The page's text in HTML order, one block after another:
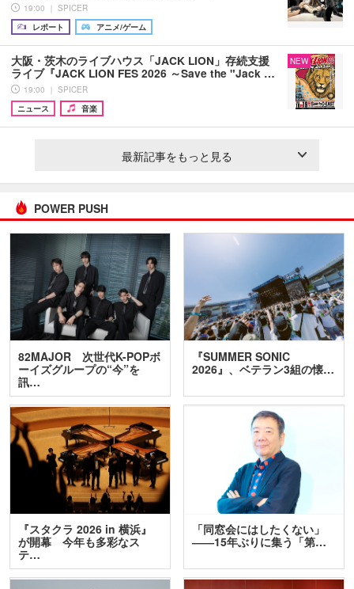
19:00 ｜ SPICER
レポート
アニメ/ゲーム
大阪・茨木のライブハウス「JACK LION」存続支援
ライブ『JACK LION FES 2026 ～Save the "Jack …
19:00 ｜ SPICER
ニュース
音楽
NEW
最新記事をもっと見る
POWER PUSH
82MAJOR 次世代K-POPボ
ーイズグループの“今”を
訊…
『SUMMER SONIC
2026』、ベテラン3組の懐…
『スタクラ 2026 in 横浜』
が開幕 今年も多彩なス
テ…
「同窓会にはしたくない」
――15年ぶりに集う「第…